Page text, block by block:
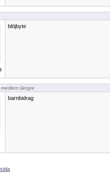
blöjbyte
medlem längre
barnbidrag